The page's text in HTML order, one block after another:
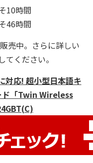
10時間
46時間
売中。さらに詳しい
してください。
応! 超小型日本語キ
ド「Twin Wireless